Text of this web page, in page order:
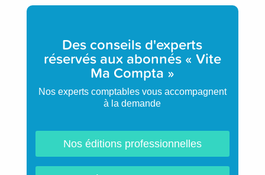
Des conseils d'experts
réservés aux abonnés « Vite
Ma Compta »
Nos experts comptables vous accompagnent
à la demande
Nos éditions professionnelles